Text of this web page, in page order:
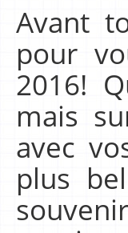
Avant
pour
2016!
mais
avec
plus